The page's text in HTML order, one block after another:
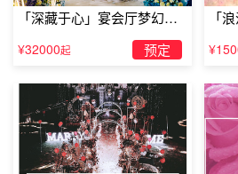
个消息：“没什么事，只想告诉你我
她都会很感动，特别是当她心情低
「深藏于心」宴会厅梦幻主
¥32000起 预定
「